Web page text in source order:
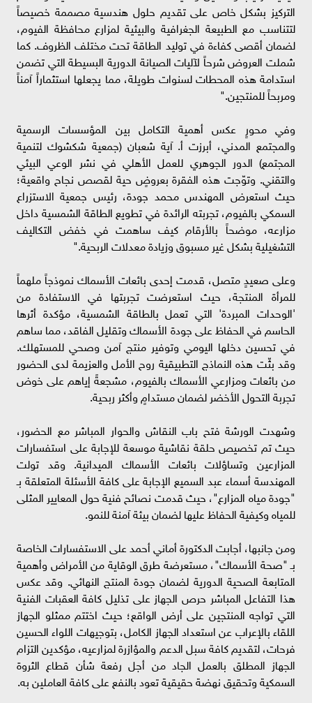
التركيز بشكل خاص على تقديم حلول هندسية مصممة خصيصاً
لتتناسب مع الطبيعة الجغرافية والبيئية لمزارع محافظة الفيوم،
لضمان أقصى كفاءة في توليد الطاقة تحت مختلف الظروف. كما
شملت العروض شرحاً لآليات الصيانة الدورية البسيطة التي تضمن
استدامة هذه المحطات لسنوات طويلة، مما يجعلها استثماراً آمناً
ومربحاً للمنتجين."
وفي محورٍ عكس أهمية التكامل بين المؤسسات الرسمية
والمجتمع المدني، أبرزت أ. آية شعبان (جمعية شكشوك لتنمية
المجتمع) الدور الجوهري للعمل الأهلي في نشر الوعي البيئي
والتقني. وتوّجت هذه الفقرة بعروضٍ حية لقصص نجاح واقعية؛
حيث استعرض المهندس محمد جودة، رئيس جمعية الاستزراع
السمكي بالفيوم، تجربته الرائدة في تطويع الطاقة الشمسية داخل
مزارعه، موضحاً بالأرقام كيف ساهمت في خفض التكاليف
التشغيلية بشكل غير مسبوق وزيادة معدلات الربحية."
وعلى صعيدٍ متصل، قدمت إحدى بائعات الأسماك نموذجاً ملهماً
للمرأة المنتجة، حيث استعرضت تجربتها في الاستفادة من
'الوحدات المبردة' التي تعمل بالطاقة الشمسية، مؤكدة أثرها
الحاسم في الحفاظ على جودة الأسماك وتقليل الفاقد، مما ساهم
في تحسين دخلها اليومي وتوفير منتج آمن وصحي للمستهلك.
وقد بثّت هذه النماذج التطبيقية روح الأمل والعزيمة لدى الحضور
من بائعات ومزارعي الأسماك بالفيوم، مشجعةً إياهم على خوض
تجربة التحول الأخضر لضمان مستدامٍ وأكثر ربحية.
وشهدت الورشة فتح باب النقاش والحوار المباشر مع الحضور،
حيث تم تخصيص حلقة نقاشية موسعة للإجابة على استفسارات
المزارعين وتساؤلات بائعات الأسماك الميدانية. وقد تولت
المهندسة أسماء عبد السميع الإجابة على كافة الأسئلة المتعلقة بـ
"جودة مياه المزارع"، حيث قدمت نصائح فنية حول المعايير المثلى
للمياه وكيفية الحفاظ عليها لضمان بيئة آمنة للنمو.
ومن جانبها، أجابت الدكتورة أماني أحمد على الاستفسارات الخاصة
بـ "صحة الأسماك"، مستعرضة طرق الوقاية من الأمراض وأهمية
المتابعة الصحية الدورية لضمان جودة المنتج النهائي. وقد عكس
هذا التفاعل المباشر حرص الجهاز على تذليل كافة العقبات الفنية
التي تواجه المنتجين على أرض الواقع؛ حيث اختتم ممثلو الجهاز
اللقاء بالإعراب عن استعداد الجهاز الكامل، بتوجيهات اللواء الحسين
فرحات، لتقديم كافة سبل الدعم والمؤازرة لمزارعيه، مؤكدين التزام
الجهاز المطلق بالعمل الجاد من أجل رفعة شأن قطاع الثروة
السمكية وتحقيق نهضة حقيقية تعود بالنفع على كافة العاملين به.